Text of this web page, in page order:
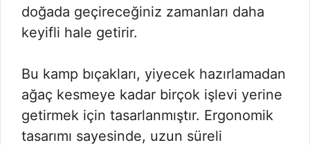
doğada geçireceğiniz zamanları daha
keyifli hale getirir.
Bu kamp bıçakları, yiyecek hazırlamadan
ağaç kesmeye kadar birçok işlevi yerine
getirmek için tasarlanmıştır. Ergonomik
tasarımı sayesinde, uzun süreli